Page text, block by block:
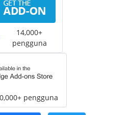
14,000+
pengguna
pengguna